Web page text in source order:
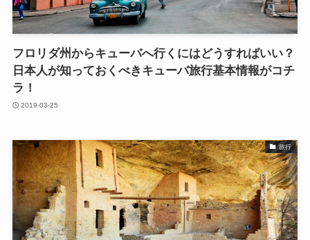
フロリダ州からキューバへ行くにはどうすればいい？
日本人が知っておくべきキューバ旅行基本情報がコチ
ラ！
2019-03-25
旅行